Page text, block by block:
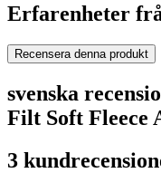
Erfarenheter
Recensera denna produkt
svenska
Filt Soft Fleece
3